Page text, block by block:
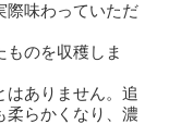
際味わっていただ
ものを収穫しま
はありません。追
柔らかくなり、濃